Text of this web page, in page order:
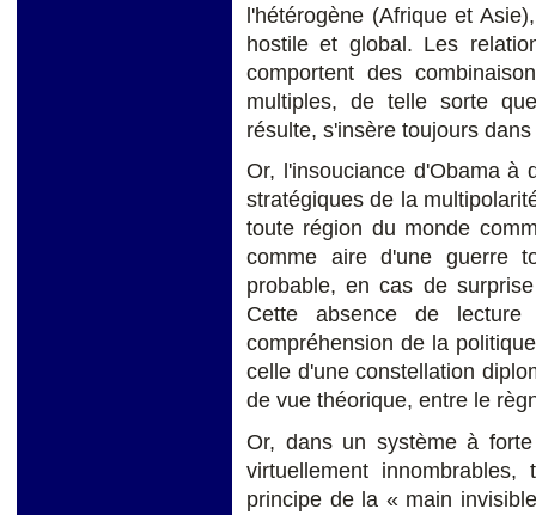
l'hétérogène (Afrique et
hostile et global. Les
comportent des
multiples, de telle sorte
résulte, s'insère toujours
Or, l'insouciance d'Obama à
stratégiques de la
toute région du monde
comme aire d'une guerre
probable, en cas de
Cette absence de
compréhension de la
celle d'une constellation
de vue théorique, entre le
Or, dans un système à
virtuellement
principe de la « main